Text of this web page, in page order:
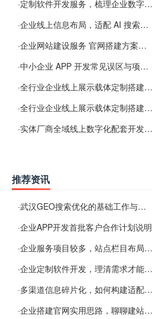
·定制软件开发服务，梳理企业数字化落地常见难点
·企业线上信息布局，适配 AI 搜索需要留意这些要点
·企业网站建设服务 官网搭建方案经验分享
·中小企业 APP 开发常见误区与项目规划实用经验
·全行业企业线上展示载体定制搭建服务
·全行业企业线上展示载体定制搭建服务
·实体厂商全域线上数字化配套开发与地域检索优化服务
推荐资讯
·武汉GEO搜索优化的基础工作与实施思路
·企业APP开发首批客户合作计划说明
·企业服务项目较多，站点栏目布局规划参考思路
·企业定制软件开发，理清需求才能提升数字化落地效率
·多渠道信息碎片化，如何构建适配 AI 检索的品牌信息源
·企业搭建官网实用思路，聊聊建站容易忽视的问题